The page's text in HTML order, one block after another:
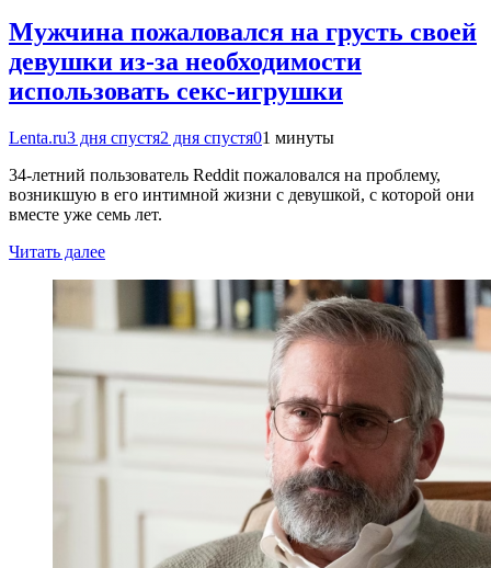
Мужчина пожаловался на грусть своей
девушки из-за необходимости
использовать секс-игрушки
Lenta.ru3 дня спустя2 дня спустя01 минуты
34-летний пользователь Reddit пожаловался на проблему,
возникшую в его интимной жизни с девушкой, с которой они
вместе уже семь лет.
Читать далее